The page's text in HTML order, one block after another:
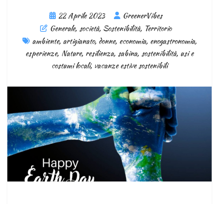
22 Aprile 2023
GreenerVibes
Generale, società, Sostenibilità, Territorio
ambiente, artigianato, donne, economia, enogastronomia,
esperienze, Nature, resilienza, sabina, sostenibilità, usi e
costumi locali, vacanze estive sostenibili